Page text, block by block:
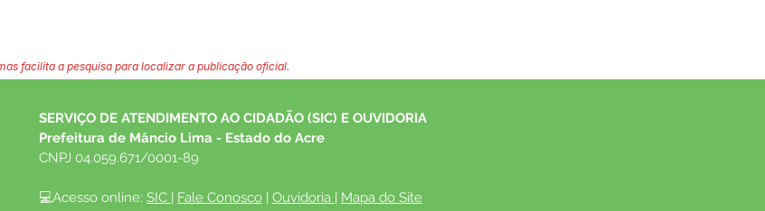
facilita a pesquisa para localizar a publicação oficial.
SERVIÇO DE ATENDIMENTO AO CIDADÃO (SIC) E OUVIDORIA
Prefeitura de Mâncio Lima - Estado do Acre
CNPJ 04.059.671/0001-89
💻Acesso online: SIC | Fale Conosco | Ouvidoria | Mapa do Site